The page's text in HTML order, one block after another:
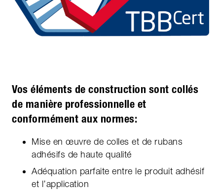
Vos éléments de construction sont collés
de manière professionnelle et
conformément aux normes:
Mise en œuvre de colles et de rubans
adhésifs de haute qualité
Adéquation parfaite entre le produit adhésif
et l’application